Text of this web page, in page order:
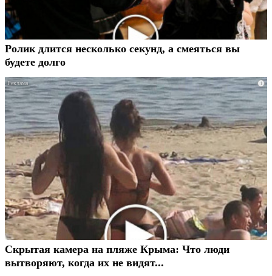
Ролик длится несколько секунд, а смеяться вы
будете долго
i
Скрытая камера на пляже Крыма: Что люди
вытворяют, когда их не видят...